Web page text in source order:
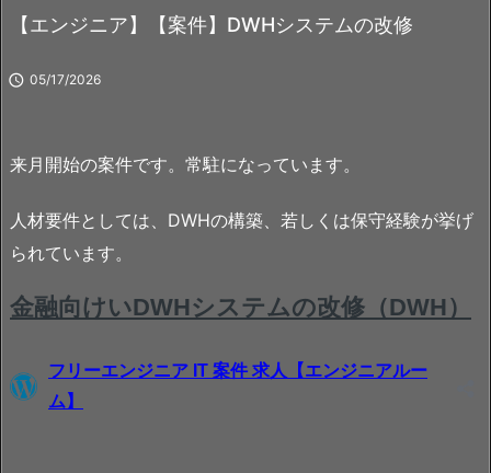
【エンジニア】【案件】DWHシステムの改修
 05/17/2026
来月開始の案件です。常駐になっています。
人材要件としては、DWHの構築、若しくは保守経験が挙げ
られています。